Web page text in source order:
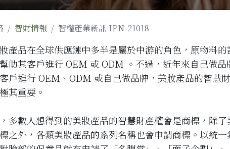
智財情報 智權產業新訊 IPN-21018
產品在全球供應鏈中多半是屬於中游的角色，原物料
助其客戶進行 OEM 或 ODM 。不過，近年來自己做品
戶進行 OEM、ODM 或自己做品牌，美妝產品的智慧
其重要。
多數人想得到的美妝產品的智慧財產權會是商標 ，除
之外，各類美妝產品的系列名稱也會申請商標。以統